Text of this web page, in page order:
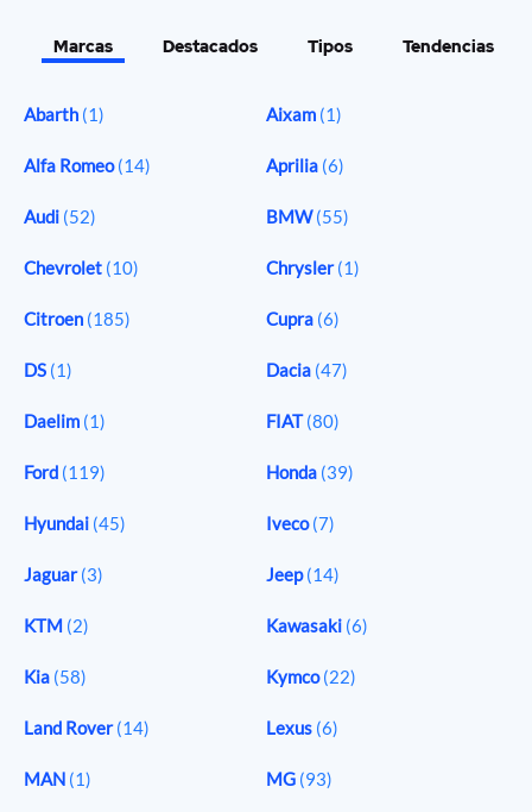
Marcas Destacados Tipos Tendencias
Abarth (1) Aixam (1)
Alfa Romeo(14) Aprilia (6)
Audi (52) BMW(55)
Chevrolet (10) Chrysler(1)
Citroen (185) Cupra (6)
DS (1) Dacia (47)
Daelim (1) FIAT(80)
Ford (119) Honda (39)
Hyundai (45) Iveco(7)
Jaguar(3) Jeep(14)
KTM (2) Kawasaki (6)
Kia (58) Kymco(22)
Land Rover(14) Lexus (6)
MAN (1) MG (93)